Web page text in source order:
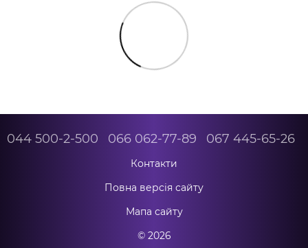
044 500-2-500 066 062-77-89 067 445-65-26
Контакти
Повна версія сайту
Мапа сайту
© 2026